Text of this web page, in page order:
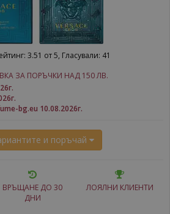
3.51 от 5, Гласували: 41
ЗА ПОРЪЧКИ НАД 150 ЛВ.
bg.eu 10.08.2026г.
и поръчай
ВРЪЩАНЕ ДО 30
ДНИ
ЛОЯЛНИ КЛИЕНТИ